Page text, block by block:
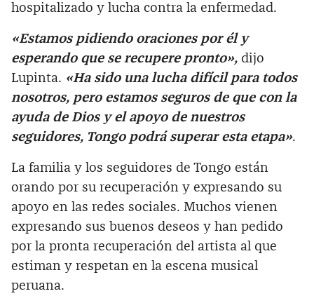
hospitalizado y lucha contra la enfermedad.
«Estamos pidiendo oraciones por él y
esperando que se recupere pronto», dijo
Lupinta. «Ha sido una lucha difícil para todos
nosotros, pero estamos seguros de que con la
ayuda de Dios y el apoyo de nuestros
seguidores, Tongo podrá superar esta etapa».
La familia y los seguidores de Tongo están
orando por su recuperación y expresando su
apoyo en las redes sociales. Muchos vienen
expresando sus buenos deseos y han pedido
por la pronta recuperación del artista al que
estiman y respetan en la escena musical
peruana.